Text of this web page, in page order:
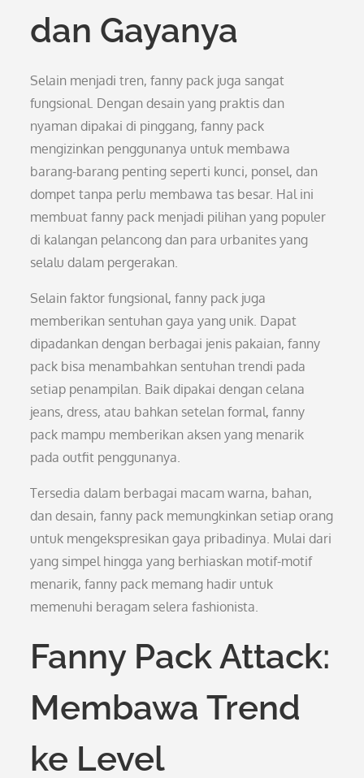
dan Gayanya
Selain menjadi tren, fanny pack juga sangat
fungsional. Dengan desain yang praktis dan
nyaman dipakai di pinggang, fanny pack
mengizinkan penggunanya untuk membawa
barang-barang penting seperti kunci, ponsel, dan
dompet tanpa perlu membawa tas besar. Hal ini
membuat fanny pack menjadi pilihan yang populer
di kalangan pelancong dan para urbanites yang
selalu dalam pergerakan.
Selain faktor fungsional, fanny pack juga
memberikan sentuhan gaya yang unik. Dapat
dipadankan dengan berbagai jenis pakaian, fanny
pack bisa menambahkan sentuhan trendi pada
setiap penampilan. Baik dipakai dengan celana
jeans, dress, atau bahkan setelan formal, fanny
pack mampu memberikan aksen yang menarik
pada outfit penggunanya.
Tersedia dalam berbagai macam warna, bahan,
dan desain, fanny pack memungkinkan setiap orang
untuk mengekspresikan gaya pribadinya. Mulai dari
yang simpel hingga yang berhiaskan motif-motif
menarik, fanny pack memang hadir untuk
memenuhi beragam selera fashionista.
Fanny Pack Attack:
Membawa Trend
ke Level